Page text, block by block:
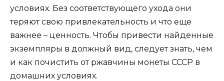
условиях. Без соответствующего ухода они
теряют свою привлекательность и что еще
важнее – ценность. Чтобы привести найденные
экземпляры в должный вид, следует знать, чем
и как почистить от ржавчины монеты СССР в
домашних условиях.